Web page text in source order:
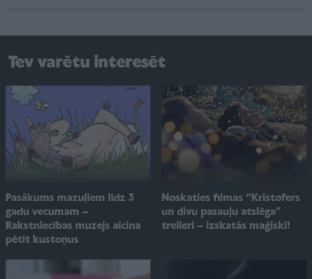
Tev varētu interesēt
Pasākums mazuļiem līdz 3
gadu vecumam –
Rakstniecības muzejs aicina
pētīt kustoņus
Noskaties filmas “Kristofers
un divu pasauļu atslēga”
treileri – izskatās maģiski!